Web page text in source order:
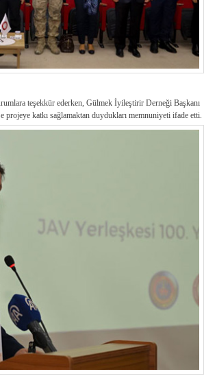
teşekkür ederken, Gülmek İyileştirir Derneği Başkanı
katkı sağlamaktan duydukları memnuniyeti ifade etti.